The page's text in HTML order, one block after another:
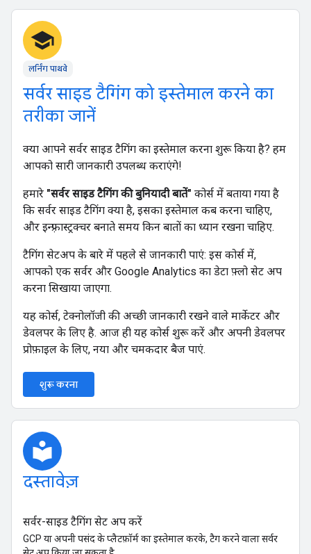
school
लर्निंग पाथवे
सर्वर साइड टैगिंग को इस्तेमाल करने का
तरीका जानें
क्या आपने सर्वर साइड टैगिंग का इस्तेमाल करना शुरू किया है? हम
आपको सारी जानकारी उपलब्ध कराएंगे!
हमारे "सर्वर साइड टैगिंग की बुनियादी बातें" कोर्स में बताया गया है
कि सर्वर साइड टैगिंग क्या है, इसका इस्तेमाल कब करना चाहिए,
और इन्फ़्रास्ट्रक्चर बनाते समय किन बातों का ध्यान रखना चाहिए.
टैगिंग सेटअप के बारे में पहले से जानकारी पाएं: इस कोर्स में,
आपको एक सर्वर और Google Analytics का डेटा फ़्लो सेट अप
करना सिखाया जाएगा.
यह कोर्स, टेक्नोलॉजी की अच्छी जानकारी रखने वाले मार्केटर और
डेवलपर के लिए है. आज ही यह कोर्स शुरू करें और अपनी डेवलपर
प्रोफ़ाइल के लिए, नया और चमकदार बैज पाएं.
शुरू करना
local_library
दस्तावेज़
सर्वर-साइड टैगिंग सेट अप करें
GCP या अपनी पसंद के प्लैटफ़ॉर्म का इस्तेमाल करके, टैग करने वाला सर्वर